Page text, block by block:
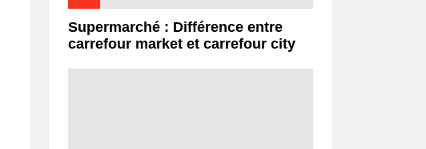
Supermarché : Différence entre
carrefour market et carrefour city